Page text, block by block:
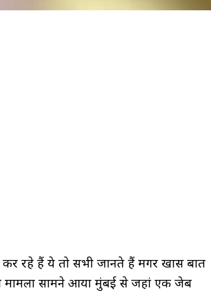
रहे हैं ये तो सभी जानते हैं मगर खास बात
मामला सामने आया मुंबई से जहां एक जेब